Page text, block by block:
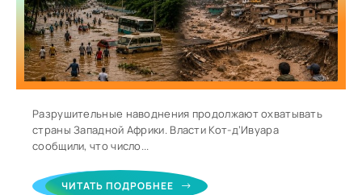
Разрушительные наводнения продолжают охватывать
страны Западной Африки. Власти Кот-д’Ивуара
сообщили, что число...
ЧИТАТЬ ПОДРОБНЕЕ